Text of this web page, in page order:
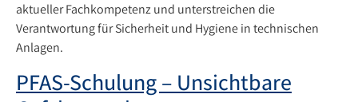
aktueller Fachkompetenz und unterstreichen die
Verantwortung für Sicherheit und Hygiene in technischen
Anlagen.
PFAS-Schulung – Unsichtbare